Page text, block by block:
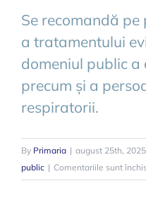
Se recomandă
a tratamentului
domeniul public
precum și a
respiratorii.
By Primaria | august 25th, 2025
public | Comentariile sunt